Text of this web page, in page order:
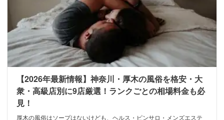
【2026年最新情報】神奈川・厚木の風俗を格安・大
衆・高級店別に9店厳選！ランクごとの相場料金も必
見！
厚木の風俗はソープはないけども、ヘルス・ピンサロ・メンズエステ